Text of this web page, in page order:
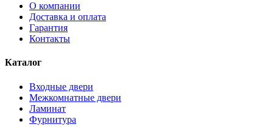
О компании
Доставка и оплата
Гарантия
Контакты
Каталог
Входные двери
Межкомнатные двери
Ламинат
Фурнитура